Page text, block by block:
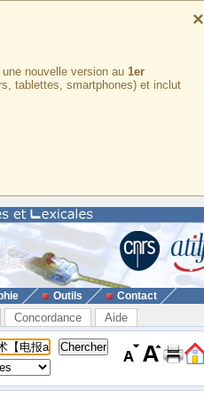
×
nouvelle version au 1er
tablettes, smartphones) et inclut
Outils Contact
Concordance Aide